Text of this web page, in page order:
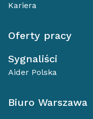
Kariera
Oferty pracy
Sygnaliści
Aider Polska
Biuro Warszawa